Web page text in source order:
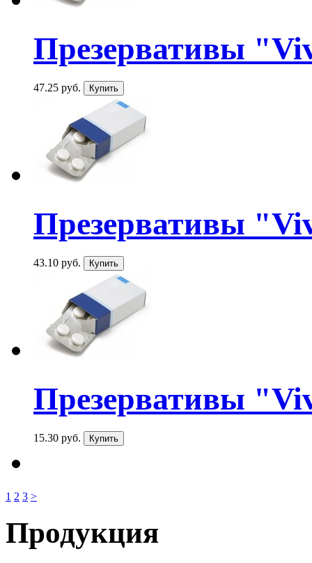
Презервативы
47.25 руб.
Презервативы
43.10 руб.
Презервативы
15.30 руб.
1 2 3 >
Продукция